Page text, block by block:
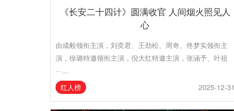
《长安二十四计》圆满收官 人间烟火照见人
心
由成毅领衔主演，刘奕君、王劲松、周奇、佟梦实领衔主
演，徐璐特邀领衔主演，倪大红特邀主演，张涵予、叶祖
···…
红人榜
2025-12-31